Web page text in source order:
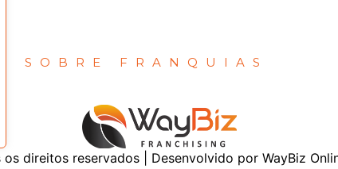
SOBRE FRANQUIAS
os direitos reservados | Desenvolvido por WayBiz